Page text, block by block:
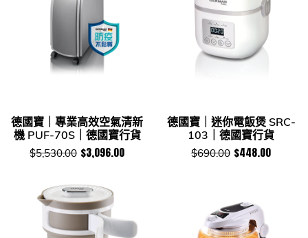
德國寶｜專業高效空氣清新
機 PUF-70S｜德國寶行貨
$5,530.00 $3,096.00
德國寶｜迷你電飯煲 SRC-
103｜德國寶行貨
$690.00 $448.00